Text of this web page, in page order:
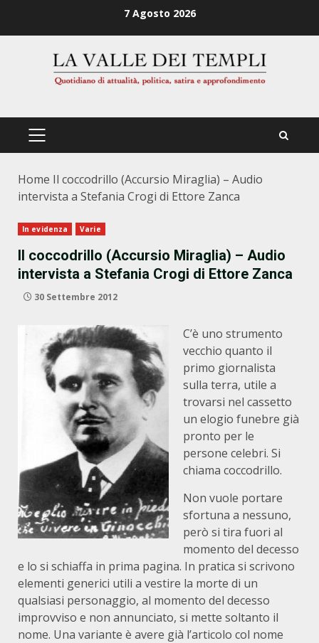
7 Agosto 2026
PRIMÄRES
Home Il coccodrillo (Accursio Miraglia) – Audio
intervista a Stefania Crogi di Ettore Zanca
In evidenza Varie
Il coccodrillo (Accursio Miraglia) – Audio
intervista a Stefania Crogi di Ettore Zanca
30 Settembre 2012
C’è uno strumento
vecchio quanto il
primo giornalista
sulla terra, utile a
trovarsi nel cassetto
un elogio funebre già
pronto per le
persone celebri. Si
chiama coccodrillo.
Non vuole portare
sfortuna a nessuno,
però si tira fuori al
momento del decesso
e lo si schiaffa in prima pagina. In pratica si scrivono
elementi generici utili a vestire la morte di un
qualsiasi personaggio, al momento del decesso
improvviso e non annunciato, si mette soltanto il
nome. Una variante è avere già l’articolo col nome